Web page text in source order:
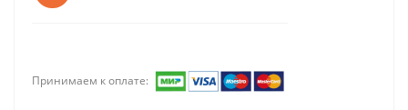
Принимаем к оплате: